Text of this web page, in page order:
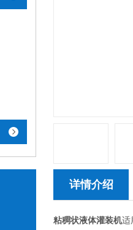
详情介绍
粘稠状液体灌装机适